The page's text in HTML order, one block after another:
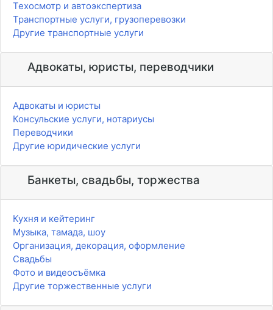
Техосмотр и автоэкспертиза
Транспортные услуги, грузоперевозки
Другие транспортные услуги
Адвокаты, юристы, переводчики
Адвокаты и юристы
Консульские услуги, нотариусы
Переводчики
Другие юридические услуги
Банкеты, свадьбы, торжества
Кухня и кейтеринг
Музыка, тамада, шоу
Организация, декорация, оформление
Свадьбы
Фото и видеосъёмка
Другие торжественные услуги